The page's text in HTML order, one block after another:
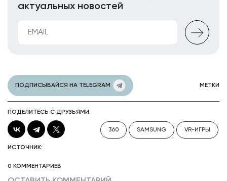
актуальных новостей
ПОДПИСЫВАЙСЯ НА TELEGRAM МЕТКИ
ПОДЕЛИТЕСЬ С ДРУЗЬЯМИ:
360 SAMSUNG VR-ИГРЫ
ИСТОЧНИК:
0 КОММЕНТАРИЕВ